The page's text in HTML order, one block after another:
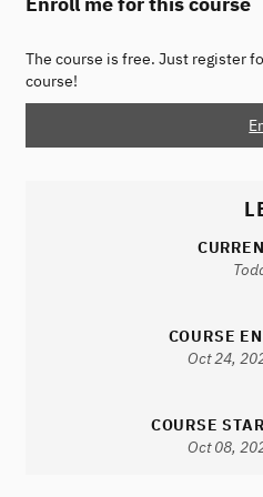
The course is free. Just register
course!
COURSE
Oct 24,
COURSE
Oct 08,